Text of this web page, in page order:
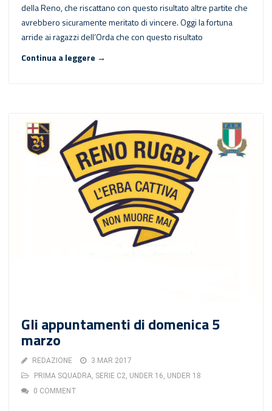
della Reno, che riscattano con questo risultato altre partite che
avrebbero sicuramente meritato di vincere. Oggi la fortuna
arride ai ragazzi dell’Orda che con questo risultato
Continua a leggere →
Gli appuntamenti di domenica 5
marzo
REDAZIONE
3 MAR 2017
PRIMA SQUADRA, SERIE C2, UNDER 16, UNDER 18
0 COMMENT